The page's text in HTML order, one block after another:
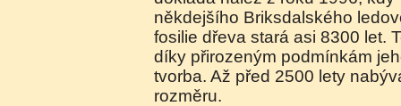
někdejšího Briksdalského
fosilie dřeva stará asi 8300 let.
díky přirozeným podmínkám
tvorba. Až před 2500 lety
rozměru.